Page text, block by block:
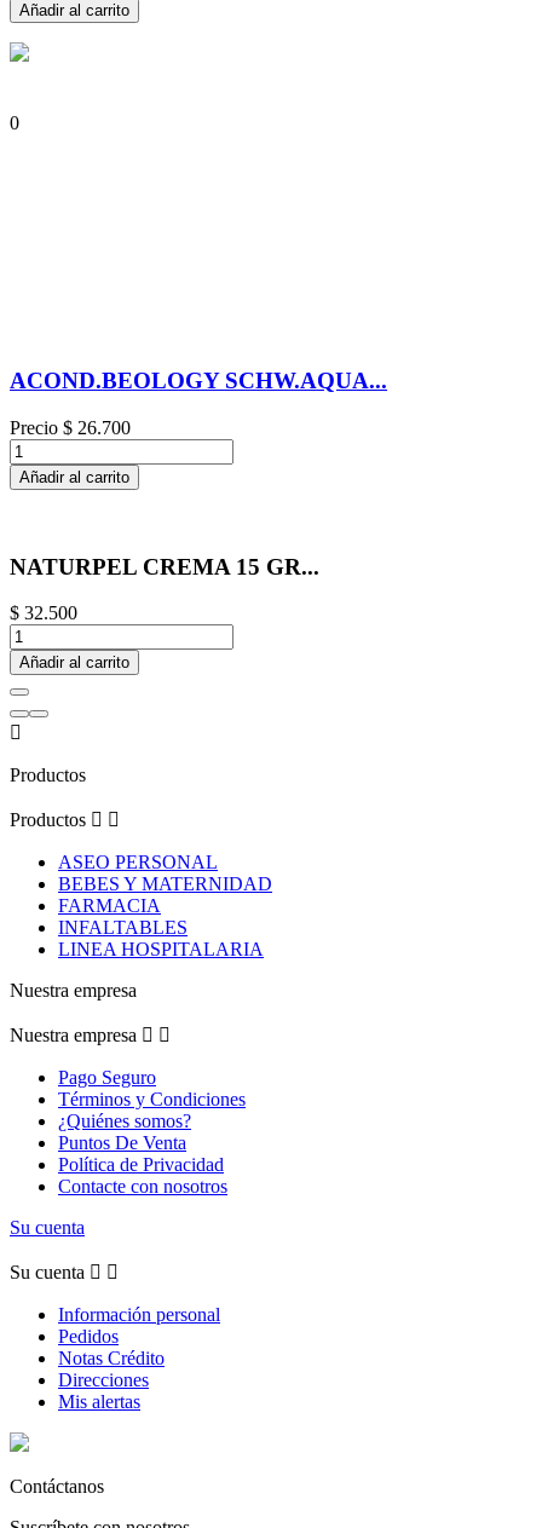
Añadir al carrito
0
ACOND.BEOLOGY SCHW.AQUA...
Precio $ 26.700
Añadir al carrito
NATURPEL CREMA 15 GR...
$ 32.500
Añadir al carrito

Productos
Productos  
ASEO PERSONAL
BEBES Y MATERNIDAD
FARMACIA
INFALTABLES
LINEA HOSPITALARIA
Nuestra empresa
Nuestra empresa  
Pago Seguro
Términos y Condiciones
¿Quiénes somos?
Puntos De Venta
Política de Privacidad
Contacte con nosotros
Su cuenta
Su cuenta  
Información personal
Pedidos
Notas Crédito
Direcciones
Mis alertas
Contáctanos